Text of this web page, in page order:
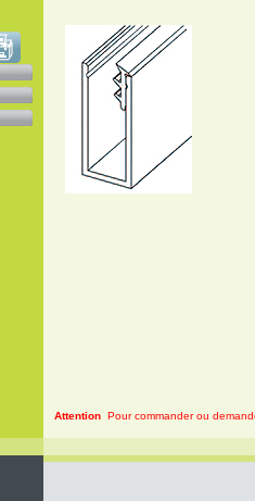
Attention Pour commander ou